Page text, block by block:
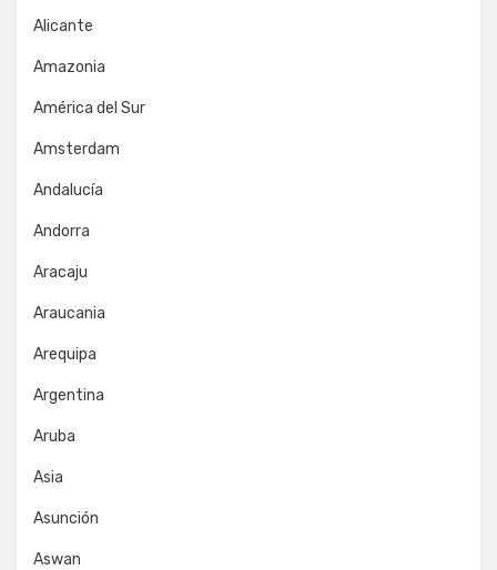
Alicante
Amazonia
América del Sur
Amsterdam
Andalucía
Andorra
Aracaju
Araucania
Arequipa
Argentina
Aruba
Asia
Asunción
Aswan